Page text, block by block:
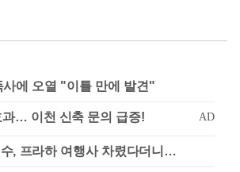
사에 오열 "이틀 만에 발견"
, 프라하 여행사 차렸다더니…